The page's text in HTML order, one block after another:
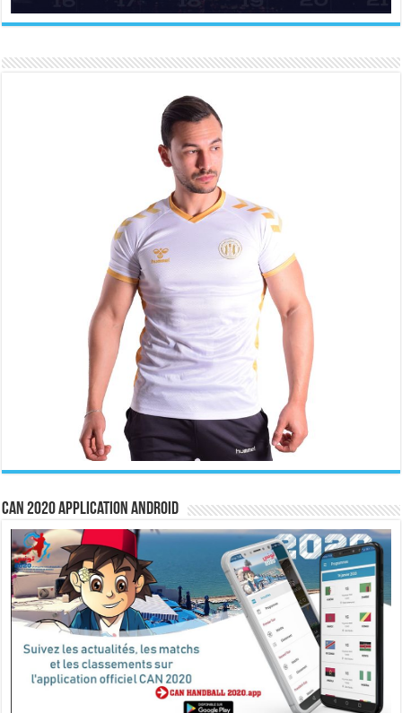
CAN 2020 Application Android